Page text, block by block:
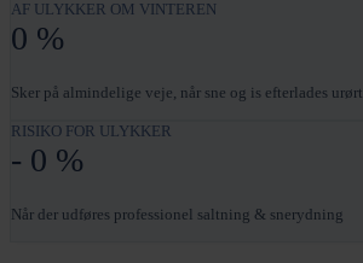
AF ULYKKER OM VINTEREN
0 %
Sker på almindelige veje, når sne og is efterlades urørt
RISIKO FOR ULYKKER
- 0 %
Når der udføres professionel saltning & snerydning